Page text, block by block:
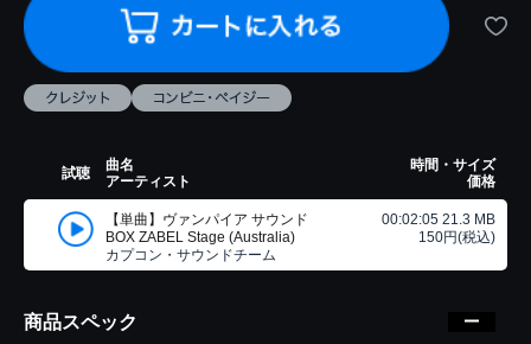
試聴
曲名
アーティスト
時間・サイズ
価格
【単曲】ヴァンパイア サウンド
BOX ZABEL Stage (Australia)
カプコン・サウンドチーム
00:02:05 21.3 MB
150円(税込)
商品スペック